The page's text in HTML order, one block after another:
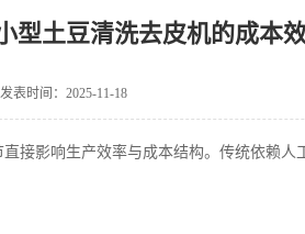
型土豆清洗去皮机的成本
发表时间：2025-11-18
接影响生产效率与成本结构。传统依赖